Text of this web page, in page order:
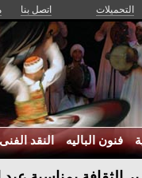
التحميلات اتصل بنا
فنون الباليه النقد الفنى